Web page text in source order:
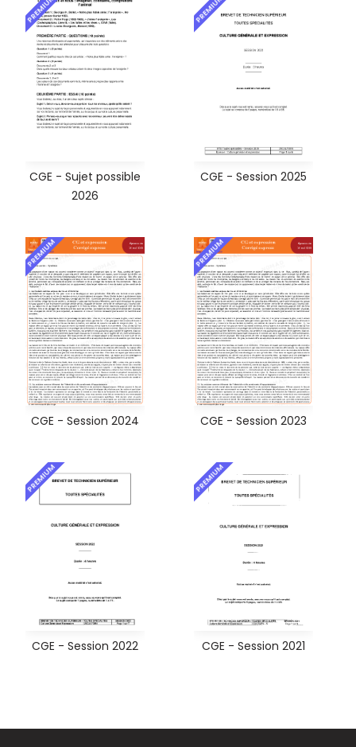
PREMIUM
CGE - Sujet possible
2026
PREMIUM
CGE - Session 2025
PREMIUM
CGE - Session 2024
PREMIUM
CGE - Session 2023
PREMIUM
CGE - Session 2022
PREMIUM
CGE - Session 2021